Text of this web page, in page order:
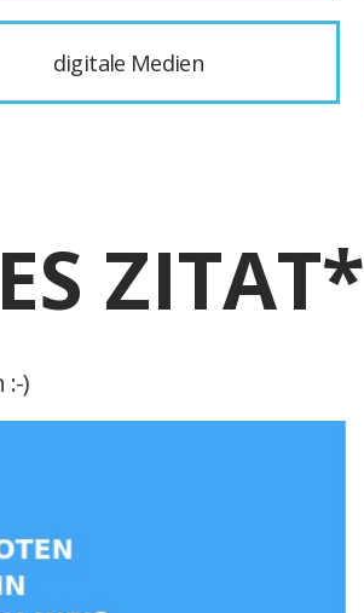
digitale Medien
ZITAT*
:-)